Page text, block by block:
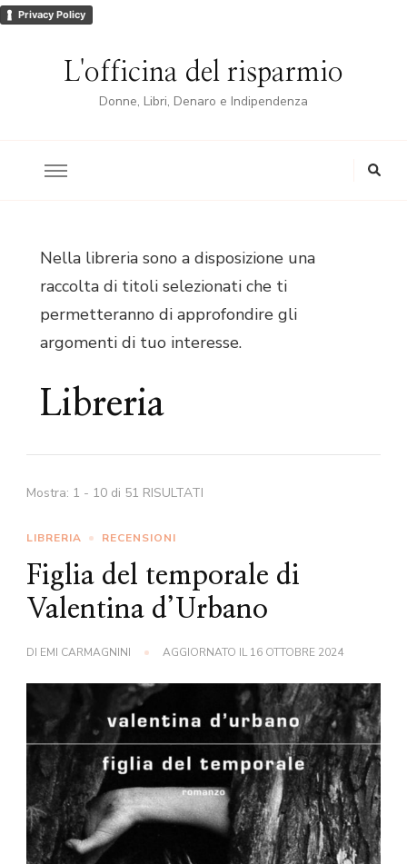
Privacy Policy
L'officina del risparmio
Donne, Libri, Denaro e Indipendenza
Nella libreria sono a disposizione una
raccolta di titoli selezionati che ti
permetteranno di approfondire gli
argomenti di tuo interesse.
Libreria
Mostra: 1 - 10 di 51 RISULTATI
LIBRERIA RECENSIONI
Figlia del temporale di
Valentina d’Urbano
DI EMI CARMAGNINI AGGIORNATO IL16 OTTOBRE 2024